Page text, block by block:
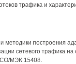
трафика и
методики построения
сетевого трафика на
МЭК 15408.